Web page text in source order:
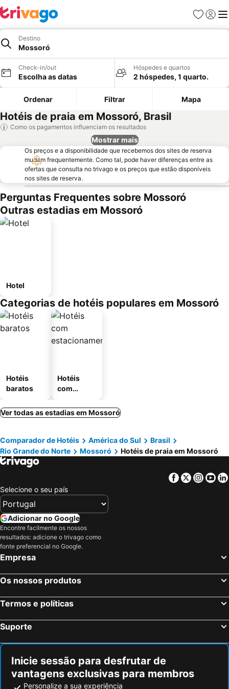
Favoritos
Iniciar
Destino
Mossoró
Check-in/out
Escolha as datas
Hóspedes e quartos
2 hóspedes, 1 quarto.
Ordenar Filtrar Mapa
Hotéis de praia em Mossoró, Brasil
Como os pagamentos influenciam os resultados
Mostrar mais
Os preços e a disponibilidade que recebemos dos sites de reserva
mudam frequentemente. Como tal, pode haver diferenças entre as
ofertas que consulta no trivago e os preços que estão disponíveis
nos sites de reserva.
Perguntas Frequentes sobre Mossoró
Outras estadias em Mossoró
Hotel
Categorias de hotéis populares em Mossoró
Hotéis
baratos
Hotéis
com
mento
Ver todas as estadias em Mossoró
Comparador de Hotéis América do Sul
Brasil
Rio Grande do Norte
Mossoró Hotéis de praia em Mossoró
Facebook
Twitter
Selecione o seu país
Adicionar no Google
Encontre facilmente os nossos
resultados: adicione o trivago como
fonte preferencial no Google.
Empresa
Os nossos produtos
Termos e políticas
Suporte
Inicie sessão para desfrutar de
vantagens exclusivas para membros
Personalize a sua experiência